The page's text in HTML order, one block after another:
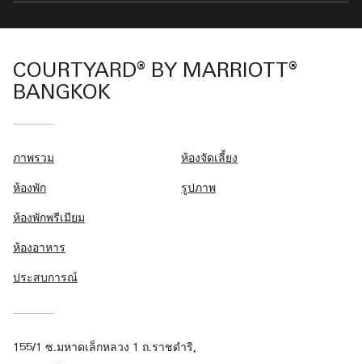
COURTYARD® BY MARRIOTT®
BANGKOK
ภาพรวม
ห้องพัก
ห้องพักพรีเมียม
ห้องอาหาร
ประสบการณ์
ห้องจัดเลี้ยง
รูปภาพ
155/1 ซ.มหาดเล็กหลวง 1 ถ.ราชดำริ,